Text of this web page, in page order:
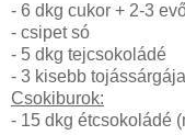
- 6 dkg cukor + 2-3
- csipet só
- 5 dkg tejcsokoládé
- 3 kisebb tojássárgája
Csokiburok:
- 15 dkg étcsokoládé